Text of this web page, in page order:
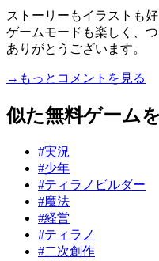
ストーリーもイラストも好
ゲームモードも楽しく、
ありがとうございます。
→もっとコメントを見る
似た無料ゲーム
#実況
#少年
#ティラノビルダー
#魔法
#経営
#ティラノ
#二次創作